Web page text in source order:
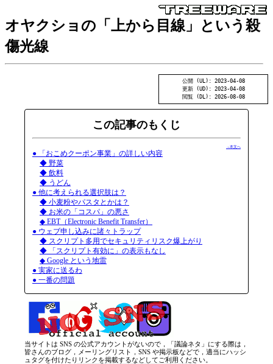
オヤクショの「上から目線」という殺
傷光線
公開 (UL): 2023-04-08
更新 (UD): 2023-04-08
閲覧 (DL): 2026-08-08
この記事のもくじ
→本文へ
● 「おこめクーポン事業」の詳しい内容
◆ 野菜
◆ 飲料
◆ うどん
● 他に考えられる選択肢は？
◆ 小麦粉やパスタとかは？
◆ お米の「コスパ」の悪さ
◆ EBT（Electronic Benefit Transfer）
● ウェブ申し込みに諸々トラップ
◆ スクリプト多用でセキュリティリスク爆上がり
◆ 「スクリプト有効に」の表示もなし
◆ Google という地雷
● 実家に送るわ
● 一番の問題
当サイトは SNS の公式アカウントがないので，「議論ネタ」にする際は，
皆さんのブログ，メーリングリスト，SNS や掲示板などで，適当にハッシ
ュタグを付けたりリンクを掲載するなどしてご利用ください。